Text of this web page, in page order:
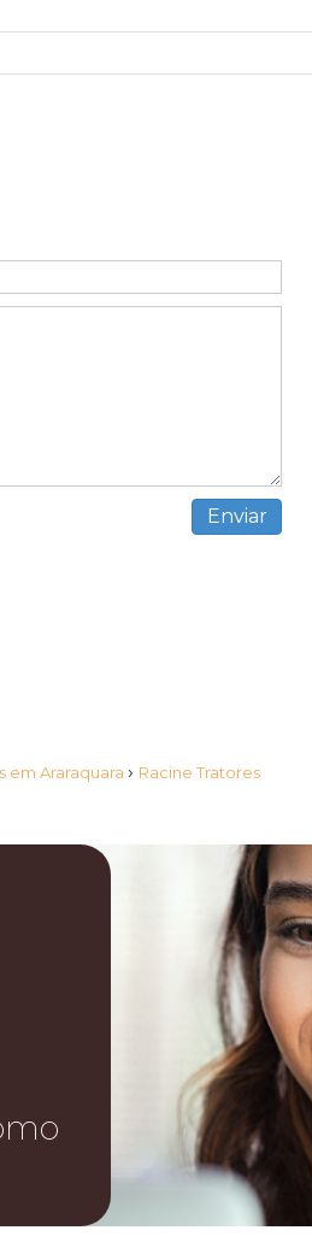
em Araraquara › Racine Tratores